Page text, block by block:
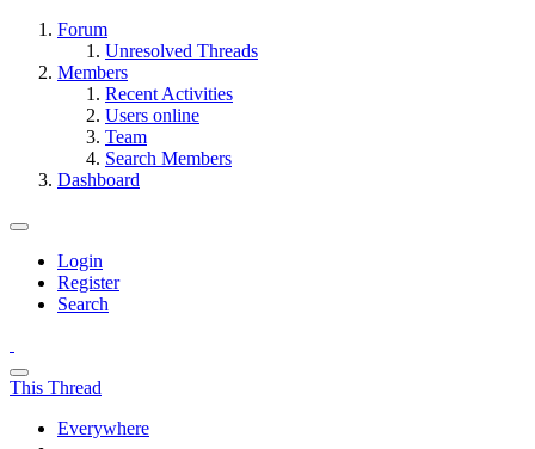
Forum
Unresolved Threads
Members
Recent Activities
Users online
Team
Search Members
Dashboard
Login
Register
Search
This Thread
Everywhere